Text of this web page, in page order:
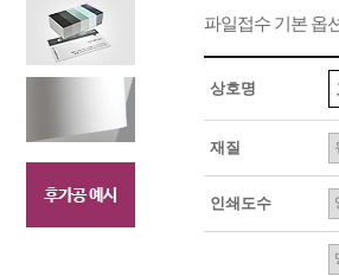
파일접수 기본 옵
상호명
재질
인쇄도수